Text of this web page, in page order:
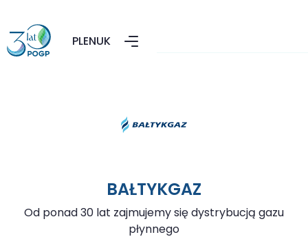
PLENUK
BAŁTYKGAZ
Od ponad 30 lat zajmujemy się dystrybucją gazu
płynnego